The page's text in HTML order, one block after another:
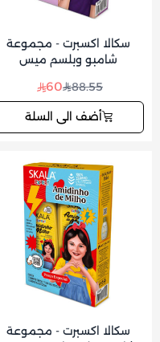
سكالا اكسبرت - مجموعة
شامبو وبلسم ميس
مل88.55
60
أضف الى السلة
سكالا اكسبرت - مجموعة